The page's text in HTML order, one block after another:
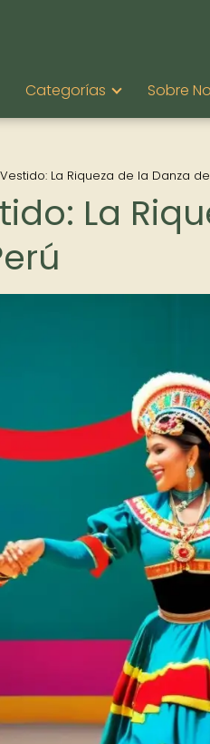
Categorías Sobre
La Riqueza de la Danza
La